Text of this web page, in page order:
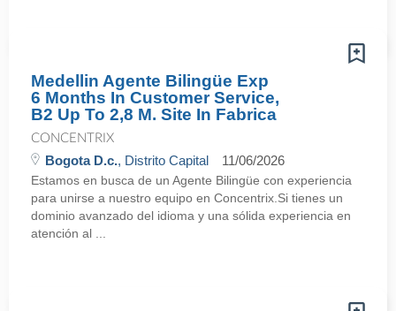
Medellin Agente Bilingüe Exp
6 Months In Customer Service,
B2 Up To 2,8 M. Site In Fabrica
CONCENTRIX
Bogota D.c., Distrito Capital 11/06/2026
Estamos en busca de un Agente Bilingüe con experiencia
para unirse a nuestro equipo en Concentrix.Si tienes un
dominio avanzado del idioma y una sólida experiencia en
atención al ...